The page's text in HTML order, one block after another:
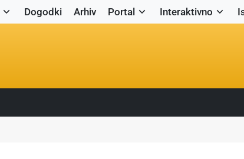
Dogodki Arhiv Portal Interaktivno